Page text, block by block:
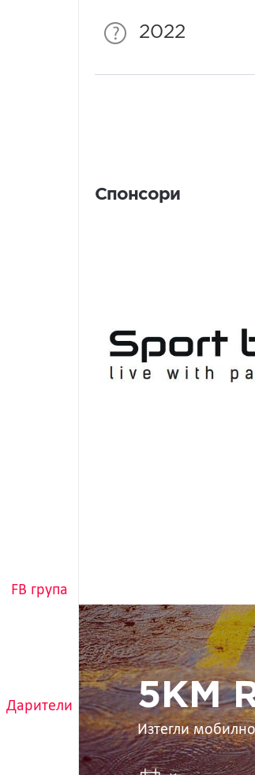
FB група
Дарители
2022
Спонсори
5KM
RUN
в
ръцете
ти
5KM
Изтегли